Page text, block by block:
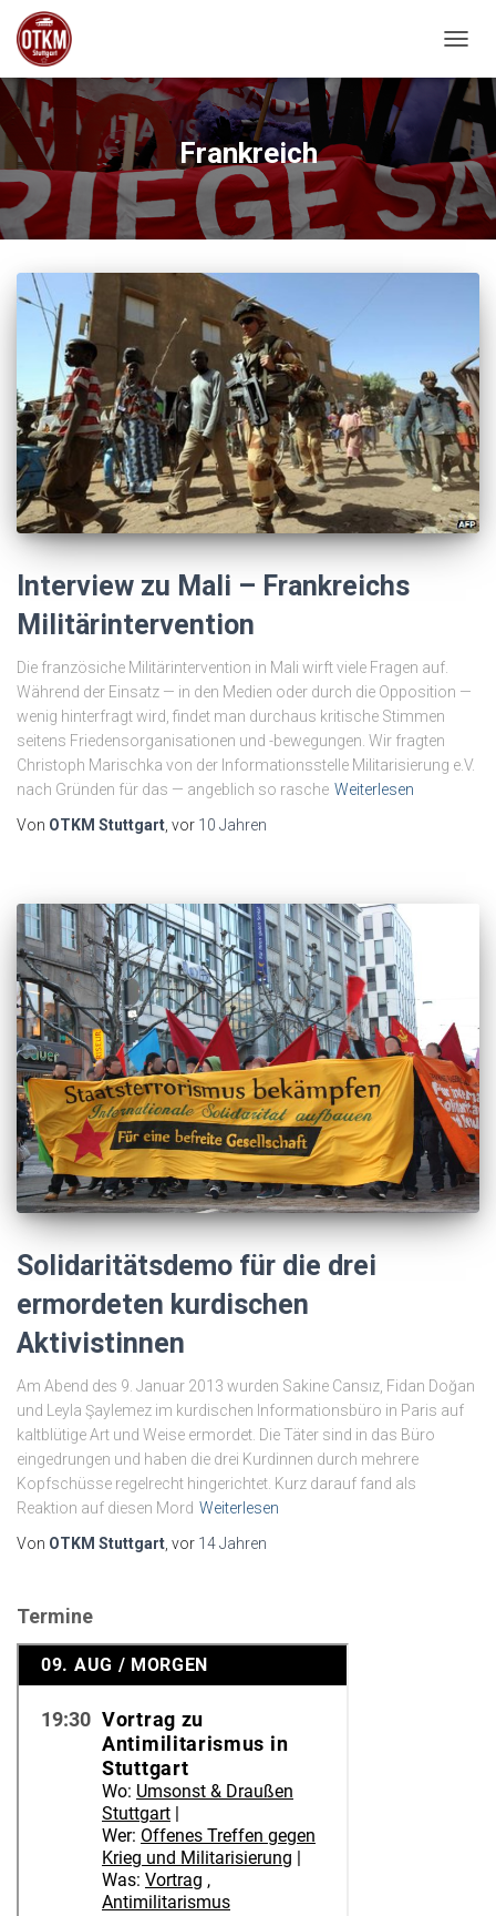
Frankreich
Interview zu Mali – Frankreichs
Militärintervention
Die französiche Militärintervention in Mali wirft viele Fragen auf.
Während der Einsatz — in den Medien oder durch die Opposition —
wenig hinterfragt wird, findet man durchaus kritische Stimmen
seitens Friedensorganisationen und -bewegungen. Wir fragten
Christoph Marischka von der Informationsstelle Militarisierung e.V.
nach Gründen für das — angeblich so rasche Weiterlesen
Von OTKM Stuttgart , vor 10 Jahren
Solidaritätsdemo für die drei
ermordeten kurdischen
Aktivistinnen
Am Abend des 9. Januar 2013 wurden Sakine Cansız, Fidan Doğan
und Leyla Şaylemez im kurdischen Informationsbüro in Paris auf
kaltblütige Art und Weise ermordet. Die Täter sind in das Büro
eingedrungen und haben die drei Kurdinnen durch mehrere
Kopfschüsse regelrecht hingerichtet. Kurz darauf fand als
Reaktion auf diesen Mord Weiterlesen
Von OTKM Stuttgart , vor 14 Jahren
Termine